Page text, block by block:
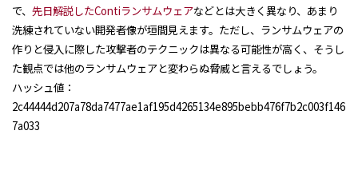
で、 先日解説したContiランサムウェアなどとは大きく異なり、あまり
洗練されていない開発者像が垣間見えます。ただし、ランサムウェアの
作りと侵入に際した攻撃者のテクニックは異なる可能性が高く、そうし
た観点では他のランサムウェアと変わらぬ脅威と言えるでしょう。
ハッシュ値：
2c44444d207a78da7477ae1af195d4265134e895bebb476f7b2c003f146
7a033